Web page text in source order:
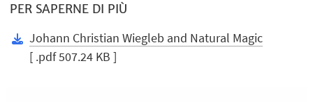
PER SAPERNE DI PIÙ
Johann Christian Wiegleb and Natural Magic​
[ .pdf 507.24 KB ]